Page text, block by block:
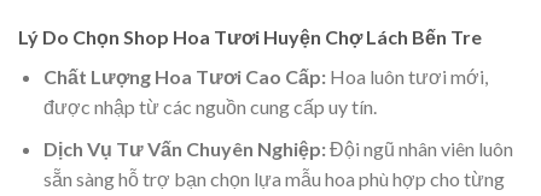
Lý Do Chọn Shop Hoa Tươi Huyện Chợ Lách Bến Tre
Chất Lượng Hoa Tươi Cao Cấp:Hoa luôn tươi mới,
được nhập từ các nguồn cung cấp uy tín.
Dịch Vụ Tư Vấn Chuyên Nghiệp:Đội ngũ nhân viên luôn
sẵn sàng hỗ trợ bạn chọn lựa mẫu hoa phù hợp cho từng